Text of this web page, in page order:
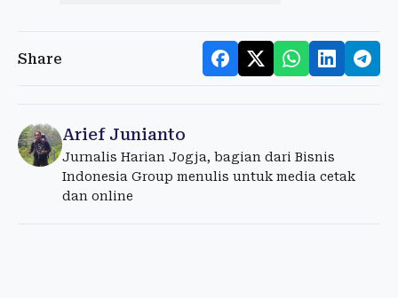
Share
Arief Junianto
Jurnalis Harian Jogja, bagian dari Bisnis
Indonesia Group menulis untuk media cetak
dan online